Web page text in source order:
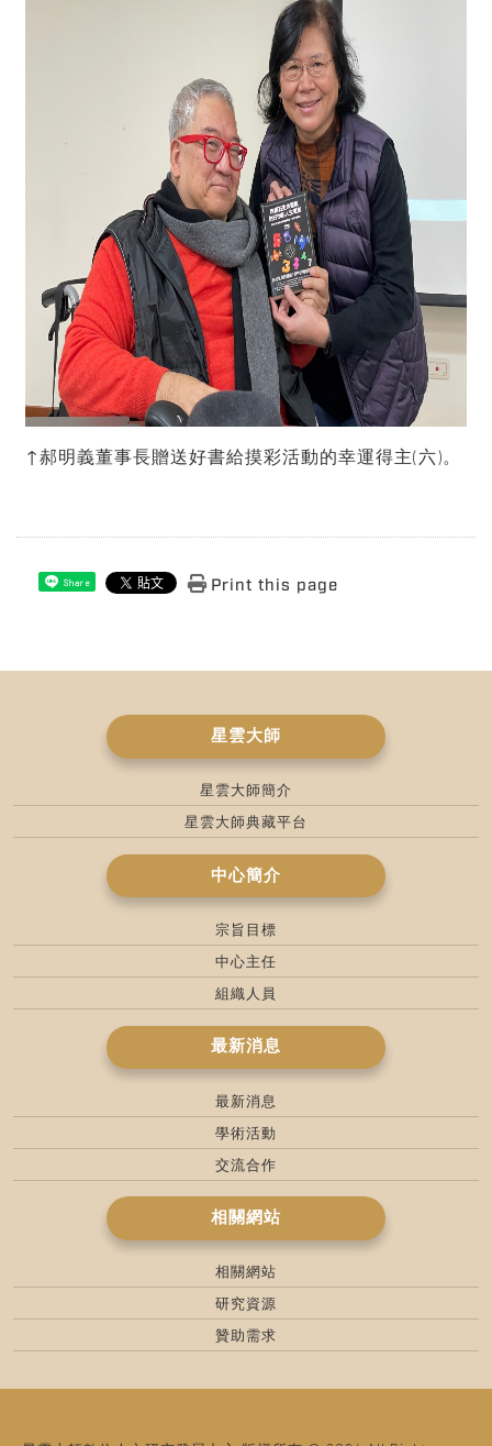
↑郝明義董事長贈送好書給摸彩活動的幸運得主(六)。
Share Print this page
星雲大師
星雲大師簡介
星雲大師典藏平台
中心簡介
宗旨目標
中心主任
組織人員
最新消息
最新消息
學術活動
交流合作
相關網站
相關網站
研究資源
贊助需求